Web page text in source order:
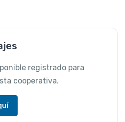
registrado para
cooperativa.